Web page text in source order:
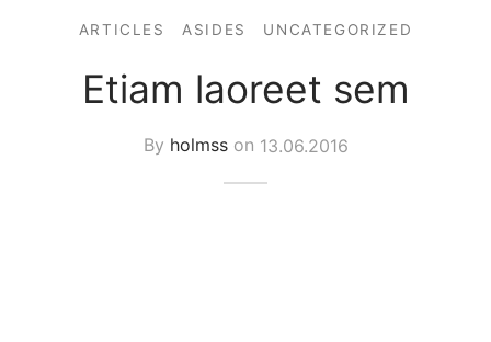
ARTICLES ASIDES UNCATEGORIZED
Etiam laoreet sem
By holmsson 13.06.2016